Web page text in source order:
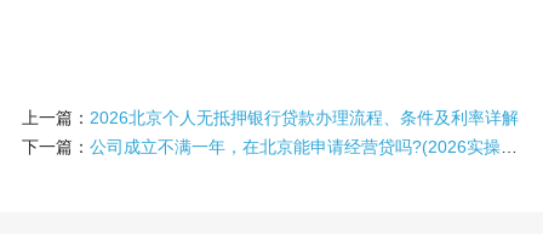
上一篇： 2026北京个人无抵押银行贷款办理流程、条件及利率详解
下一篇： 公司成立不满一年，在北京能申请经营贷吗?(2026实操指南)